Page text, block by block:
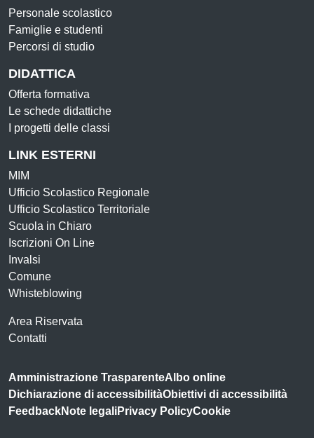
Personale scolastico
Famiglie e studenti
Percorsi di studio
DIDATTICA
Offerta formativa
Le schede didattiche
I progetti delle classi
LINK ESTERNI
MIM
Ufficio Scolastico Regionale
Ufficio Scolastico Territoriale
Scuola in Chiaro
Iscrizioni On Line
Invalsi
Comune
Whisteblowing
Area Riservata
Contatti
Amministrazione TrasparenteAlbo online
Dichiarazione di accessibilitàObiettivi di accessibilità
FeedbackNote legaliPrivacy PolicyCookie